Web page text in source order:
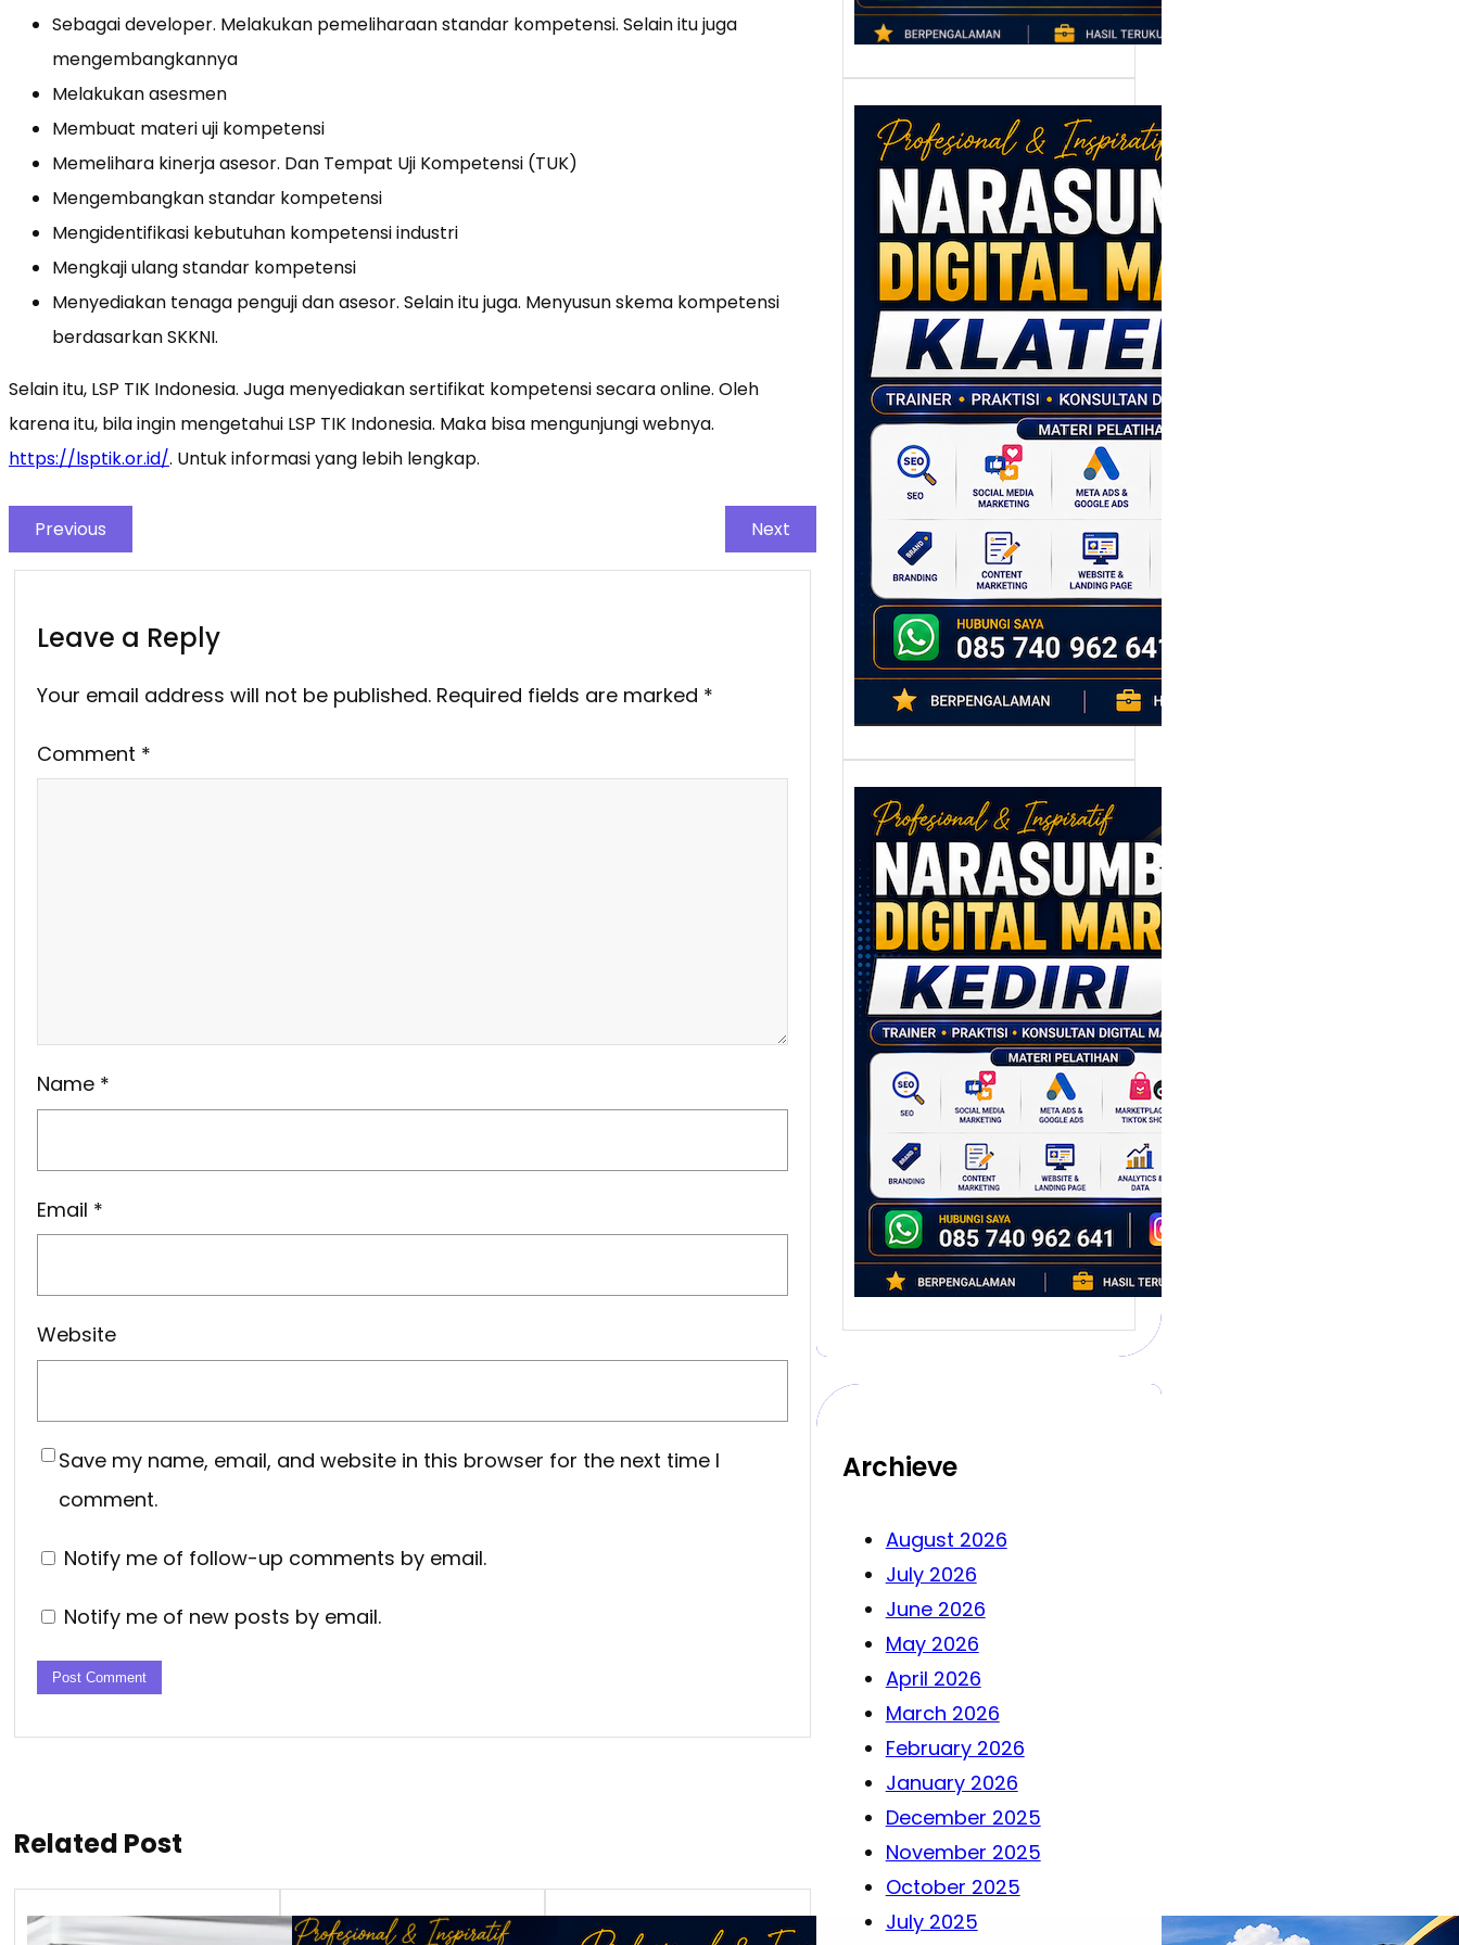
Sebagai developer. Melakukan pemeliharaan standar kompetensi. Selain itu juga
mengembangkannya
Melakukan asesmen
Membuat materi uji kompetensi
Memelihara kinerja asesor. Dan Tempat Uji Kompetensi (TUK)
Mengembangkan standar kompetensi
Mengidentifikasi kebutuhan kompetensi industri
Mengkaji ulang standar kompetensi
Menyediakan tenaga penguji dan asesor. Selain itu juga. Menyusun skema kompetensi
berdasarkan SKKNI.
Selain itu, LSP TIK Indonesia. Juga menyediakan sertifikat kompetensi secara online. Oleh
karena itu, bila ingin mengetahui LSP TIK Indonesia. Maka bisa mengunjungi webnya.
https://lsptik.or.id/. Untuk informasi yang lebih lengkap.
Previous Next
Leave a Reply
Your email address will not be published. Required fields are marked *
Comment *
Name *
Email *
Website
Save my name, email, and website in this browser for the next time I
comment.
Notify me of follow-up comments by email.
Notify me of new posts by email.
Related Post
Narasumber
Digital Marketing
Klaten: Membantu
UMKM dan SDM
Lokal Naik Kelas
Melalui Strategi
Digital
Setiap daerah memiliki
potensi ekonomi yang
berbeda, dan Klaten
adalah…
Narasumber
Digital Marketing
Kediri: Membangun
Strategi
Pemasaran
Berbasis Data
untuk Bisnis yang
Bertumbuh
Digital marketing telah
mengubah cara bisnis
berkembang. Dulu,
promosi banyak…
Archieve
August 2026
July 2026
June 2026
May 2026
April 2026
March 2026
February 2026
January 2026
December 2025
November 2025
October 2025
July 2025